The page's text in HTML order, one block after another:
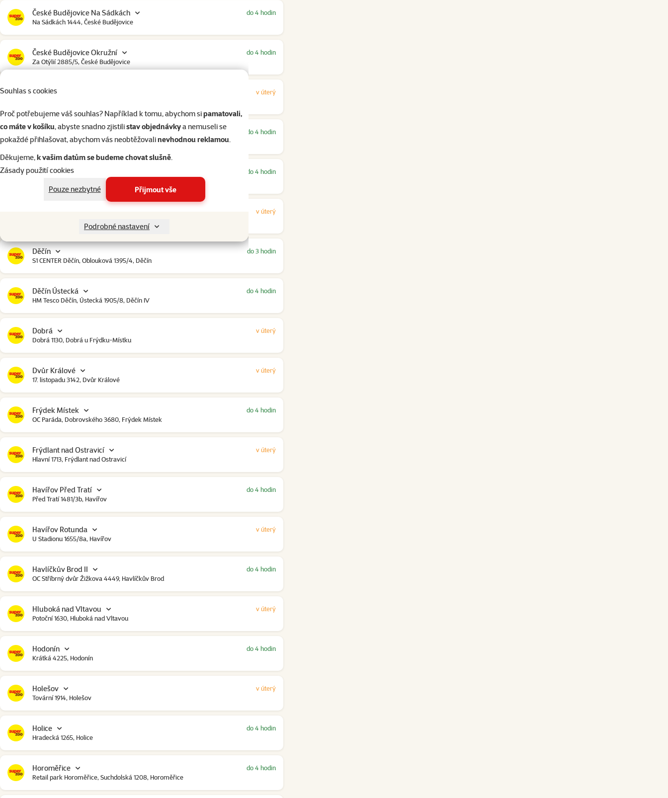
Souhlas s cookies
Proč potřebujeme váš souhlas? Například k tomu, abychom sipamatovali,
co máte v košíku, abyste snadno zjistilistav objednávkya nemuseli se
pokaždé přihlašovat, abychom vás neobtěžovalinevhodnou reklamou.
Děkujeme,k vašim datům se budeme chovat slušně.
Zásady použití cookies
Pouze nezbytné
Přijmout vše
Podrobné nastavení
České Budějovice Na Sádkách
Na Sádkách 1444, České Budějovice
do 4 hodin
České Budějovice Okružní
Za Otýlií 2885/5, České Budějovice
do 4 hodin
České Budějovice Strakonická v úterý
Český Krumlov
Urbinská 238, Český Krumlov
do 4 hodin
Čestlice
Čestlice komerční zóna, U Makra 123, Čestlice
do 4 hodin
v úterý
Děčín
S1 CENTER Děčín, Oblouková 1395/4, Děčín
do 3 hodin
Děčín Ústecká
HM Tesco Děčín, Ústecká 1905/8, Děčín IV
do 4 hodin
Dobrá
Dobrá 1130, Dobrá u Frýdku-Místku
v úterý
Dvůr Králové
17. listopadu 3142, Dvůr Králové
v úterý
Frýdek Místek
OC Paráda, Dobrovského 3680, Frýdek Místek
do 4 hodin
Frýdlant nad Ostravicí
Hlavní 1713, Frýdlant nad Ostravicí
v úterý
Havířov Před Tratí
Před Tratí 1481/3b, Havířov
do 4 hodin
Havířov Rotunda
U Stadionu 1655/8a, Havířov
v úterý
Havlíčkův Brod II
OC Stříbrný dvůr Žižkova 4449, Havlíčkův Brod
do 4 hodin
Hluboká nad Vltavou
Potoční 1630, Hluboká nad Vltavou
v úterý
Hodonín
Krátká 4225, Hodonín
do 4 hodin
Holešov
Tovární 1914, Holešov
v úterý
Holice
Hradecká 1265, Holice
do 4 hodin
Horoměřice
Retail park Horoměřice, Suchdolská 1208, Horoměřice
do 4 hodin